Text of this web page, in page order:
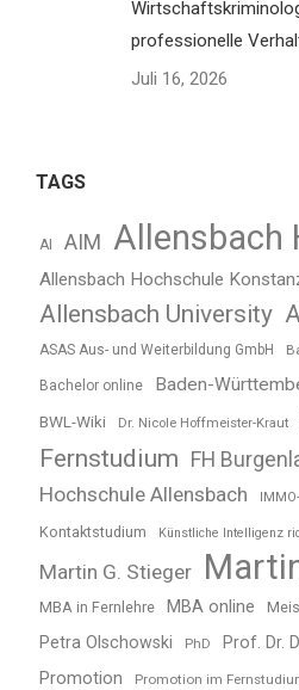
professionelle
Juli 16, 2026
TAGS
AI AIM Allensbach
Allensbach Hochschule
Allensbach University
ASAS Aus- und Weiterbildung GmbH
Bachelor online Baden-
BWL-Wiki Dr. Nicole Hoffmeister-Kraut
Fernstudium
FH
Hochschule Allensbach
Kontaktstudium Künstliche Intelligenz
Martin G. Stieger
MBA in Fernlehre MBA online
Petra Olschowski PhD Prof. Dr.
Promotion Promotion im